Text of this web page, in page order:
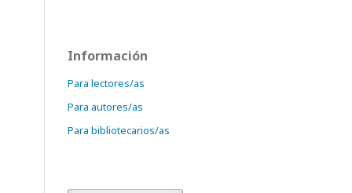
Información
Para lectores/as
Para autores/as
Para bibliotecarios/as